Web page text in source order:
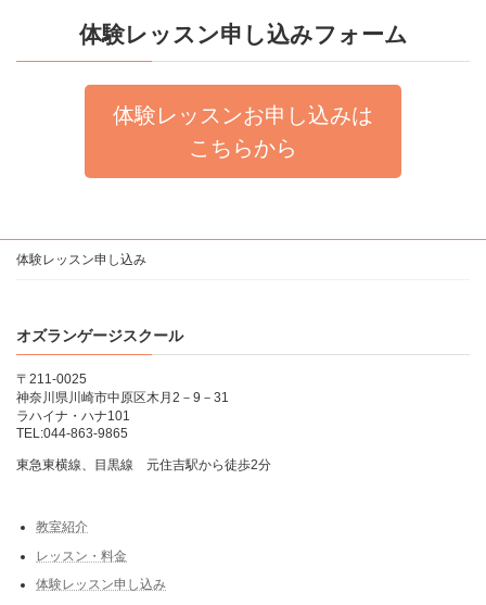
体験レッスン申し込みフォーム
体験レッスンお申し込みは
こちらから
体験レッスン申し込み
オズランゲージスクール
〒211-0025
神奈川県川崎市中原区木月2－9－31
ラハイナ・ハナ101
TEL:044-863-9865
東急東横線、目黒線 元住吉駅から徒歩2分
教室紹介
レッスン・料金
体験レッスン申し込み